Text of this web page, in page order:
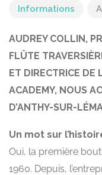
Informations
AUDREY COLLIN,
FLÛTE
ET DIRECTRICE DE
ACADEMY, NOUS
D’ANTHY-SUR-
Un mot sur
Oui, la première
1960. Depuis,